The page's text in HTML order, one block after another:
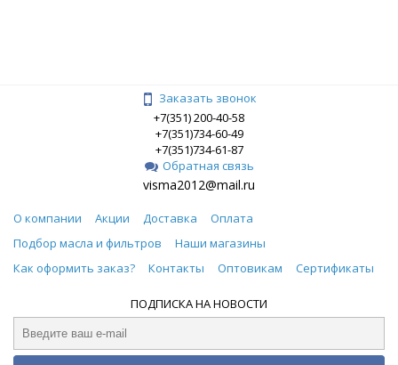
Заказать звонок
+7(351) 200-40-58
+7(351)734-60-49
+7(351)734-61-87
Обратная связь
visma2012@mail.ru
О компании Акции Доставка
Оплата
Подбор масла и фильтров
Наши магазины
Как оформить заказ?
Контакты Оптовикам Сертификаты
ПОДПИСКА НА НОВОСТИ